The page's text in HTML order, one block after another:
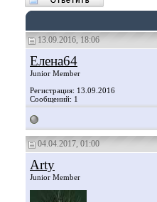
13.09.2016, 18:06
Елена64
Junior Member
Регистрация: 13.09.2016
Сообщений: 1
04.04.2017, 01:00
Arty
Junior Member